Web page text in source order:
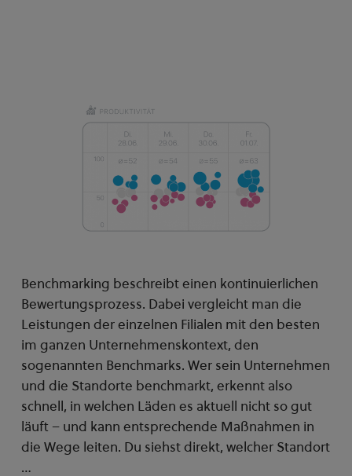
Benchmarking beschreibt einen kontinuierlichen
Bewertungsprozess. Dabei vergleicht man die
Leistungen der einzelnen Filialen mit den besten
im ganzen Unternehmenskontext, den
sogenannten Benchmarks. Wer sein Unternehmen
und die Standorte benchmarkt, erkennt also
schnell, in welchen Läden es aktuell nicht so gut
läuft – und kann entsprechende Maßnahmen in
die Wege leiten. Du siehst direkt, welcher Standort
…